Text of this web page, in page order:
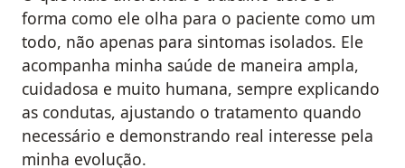
forma como ele olha para o paciente como um
todo, não apenas para sintomas isolados. Ele
acompanha minha saúde de maneira ampla,
cuidadosa e muito humana, sempre explicando
as condutas, ajustando o tratamento quando
necessário e demonstrando real interesse pela
minha evolução.